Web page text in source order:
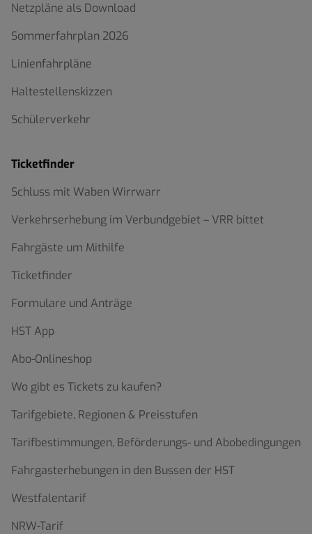
Netzpläne als Download
Sommerfahrplan 2026
Linienfahrpläne
Haltestellenskizzen
Schülerverkehr
Ticketfinder
Schluss mit Waben Wirrwarr
Verkehrserhebung im Verbundgebiet – VRR bittet
Fahrgäste um Mithilfe
Ticketfinder
Formulare und Anträge
HST App
Abo-Onlineshop
Wo gibt es Tickets zu kaufen?
Tarifgebiete, Regionen & Preisstufen
Tarifbestimmungen, Beförderungs- und Abobedingungen
Fahrgasterhebungen in den Bussen der HST
Westfalentarif
NRW-Tarif